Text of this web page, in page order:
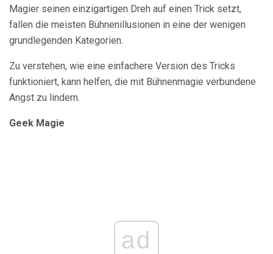
Magier seinen einzigartigen Dreh auf einen Trick setzt,
fallen die meisten Bühnenillusionen in eine der wenigen
grundlegenden Kategorien.
Zu verstehen, wie eine einfachere Version des Tricks
funktioniert, kann helfen, die mit Bühnenmagie verbundene
Angst zu lindern.
Geek Magie
ad